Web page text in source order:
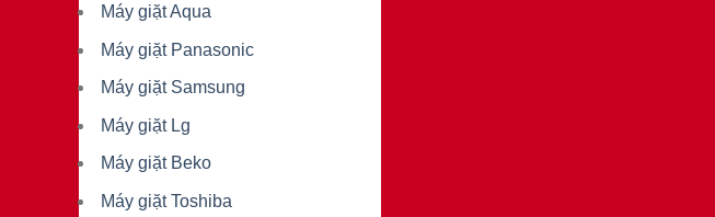
Máy giặt Aqua
Máy giặt Panasonic
Máy giặt Samsung
Máy giặt Lg
Máy giặt Beko
Máy giặt Toshiba